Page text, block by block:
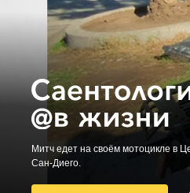
Митч едет на своём мотоцикле в
Сан-Диего.